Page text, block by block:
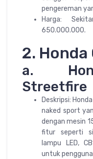
pengereman
Harga:
650.000.000.
2. Honda
a.
Streetfire
Deskripsi:
naked sport
dengan mesin
fitur seperti
lampu LED,
untuk